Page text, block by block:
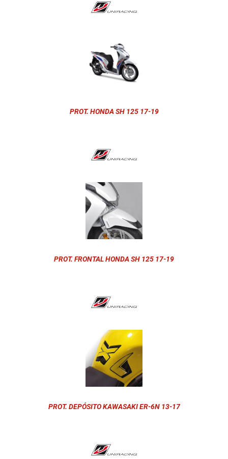
PROT. HONDA SH 125 17-19
PROT. FRONTAL HONDA SH 125 17-19
PROT. DEPÓSITO KAWASAKI ER-6N 13-17